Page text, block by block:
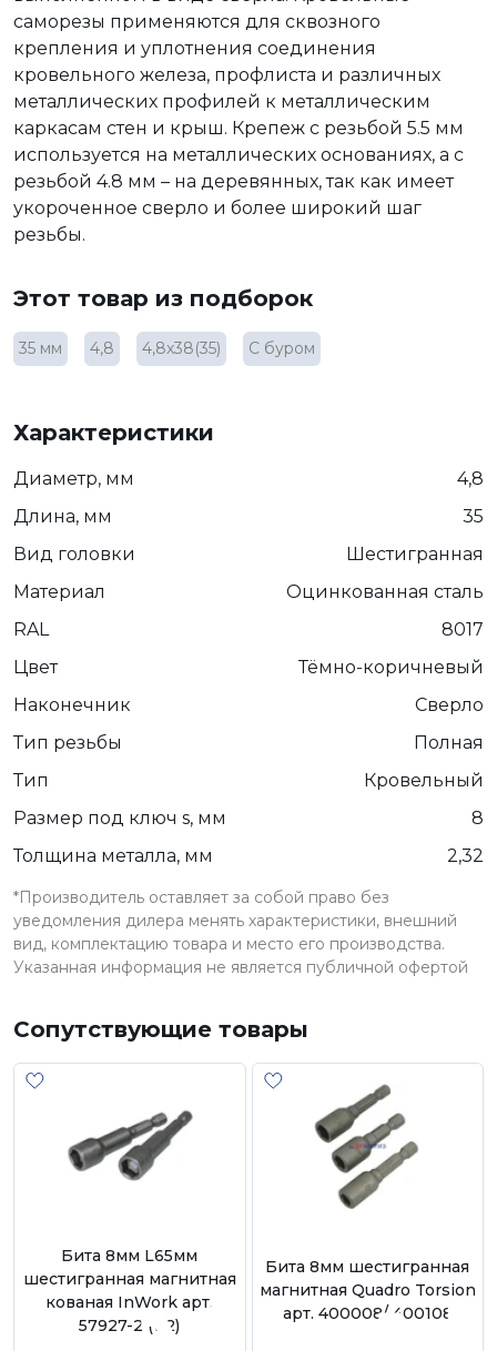
саморезы применяются для сквозного
крепления и уплотнения соединения
кровельного железа, профлиста и различных
металлических профилей к металлическим
каркасам стен и крыш. Крепеж с резьбой 5.5 мм
используется на металлических основаниях, а с
резьбой 4.8 мм – на деревянных, так как имеет
укороченное сверло и более широкий шаг
резьбы.
Этот товар из подборок
35 мм 4,8 4,8х38(35) С буром
Характеристики
Диаметр, мм
4,8
Длина, мм
35
Вид головки
Шестигранная
Материал
Оцинкованная сталь
RAL
8017
Цвет
Тёмно-коричневый
Наконечник
Сверло
Тип резьбы
Полная
Тип
Кровельный
Размер под ключ s, мм
8
Толщина металла, мм
2,32
*Производитель оставляет за собой право без
уведомления дилера менять характеристики, внешний
вид, комплектацию товара и место его производства.
Указанная информация не является публичной офертой
Сопутствующие товары
Бита 8мм L65мм
шестигранная магнитная
кованая InWork арт.
57927-2 (1/2)
Бита 8мм шестигранная
магнитная Quadro Torsion
арт. 400008/ 400108